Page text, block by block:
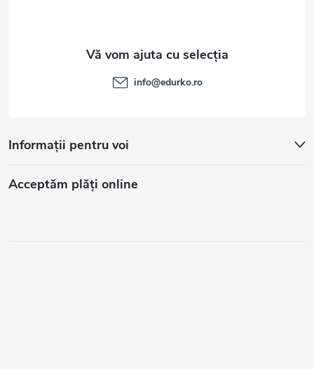
Informații pentru voi
Acceptăm plăţi online
info@edurko.ro